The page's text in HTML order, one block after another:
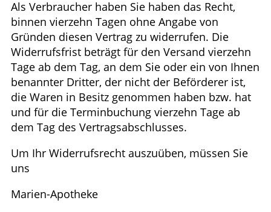
ELTERN UND KIND
Als Verbraucher haben Sie haben das Recht,
binnen vierzehn Tagen ohne Angabe von
Gründen diesen Vertrag zu widerrufen. Die
Widerrufsfrist beträgt für den Versand vierzehn
Tage ab dem Tag, an dem Sie oder ein von Ihnen
benannter Dritter, der nicht der Beförderer ist,
die Waren in Besitz genommen haben bzw. hat
und für die Terminbuchung vierzehn Tage ab
dem Tag des Vertragsabschlusses.
Um Ihr Widerrufsrecht auszuüben, müssen Sie
uns
Marien-Apotheke